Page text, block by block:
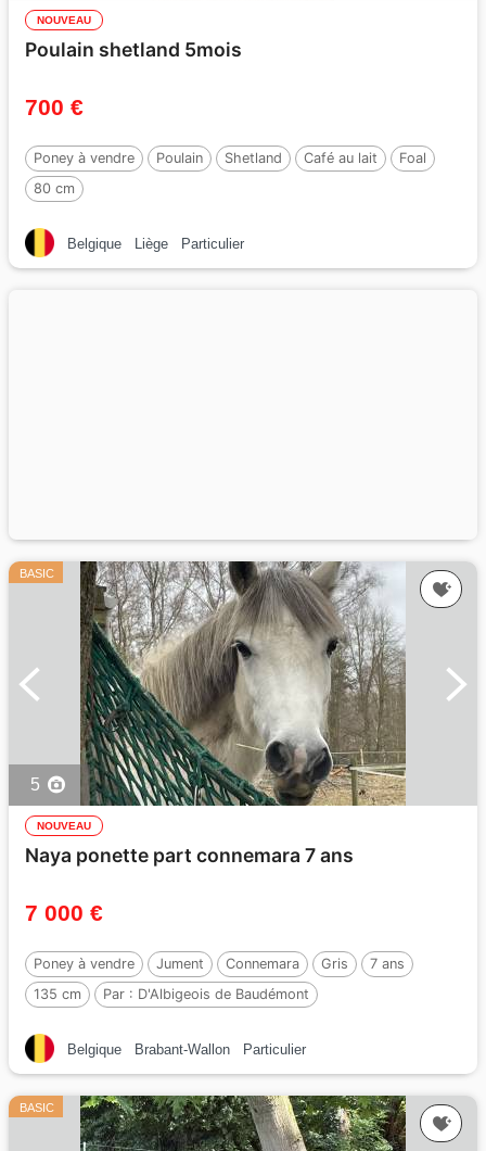
NOUVEAU
Poulain shetland 5mois
700 €
Poney à vendre Poulain Shetland Café au lait
Foal
80 cm
Belgique Liège Particulier
BASIC
5
NOUVEAU
Naya ponette part connemara 7 ans
7 000 €
Poney à vendre Jument Connemara Gris
7 ans
135 cm
Par : D'Albigeois de Baudémont
Belgique Brabant-Wallon Particulier
BASIC